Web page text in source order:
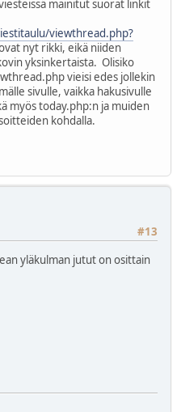
mainitut suorat linkit
viewthread.php?
nyt rikki, eikä niiden
yksinkertaista. Olisiko
vieisi edes jollekin
sivulle, vaikka hakusivulle
myös today.php:n ja muiden
kohdalla.
#13
yläkulman jutut on osittain